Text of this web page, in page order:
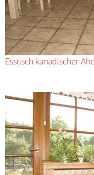
Esstisch kanadischer